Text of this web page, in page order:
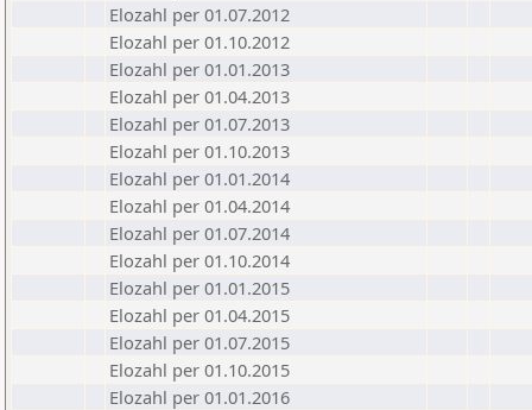
Elozahl per 01.07.2012
Elozahl per 01.10.2012
Elozahl per 01.01.2013
Elozahl per 01.04.2013
Elozahl per 01.07.2013
Elozahl per 01.10.2013
Elozahl per 01.01.2014
Elozahl per 01.04.2014
Elozahl per 01.07.2014
Elozahl per 01.10.2014
Elozahl per 01.01.2015
Elozahl per 01.04.2015
Elozahl per 01.07.2015
Elozahl per 01.10.2015
Elozahl per 01.01.2016